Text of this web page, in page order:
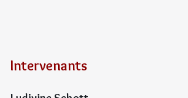
Intervenants